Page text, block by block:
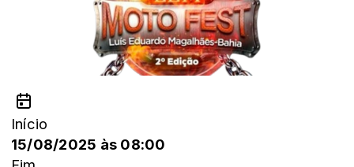
Início
15/08/2025 às 08:00